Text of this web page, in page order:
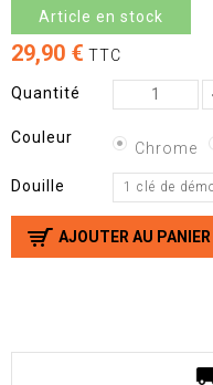
Article en stock
29,90 € TTC
Quantité
Couleur
Chrome
Douille 1 clé de
AJOUTER AU